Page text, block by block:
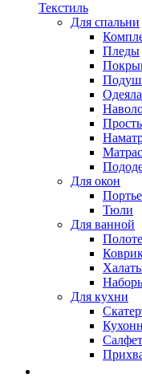
Текстиль
Для спальни
Пледы
Одеяла
Для окон
Тюли
Для ванной
Для кухни